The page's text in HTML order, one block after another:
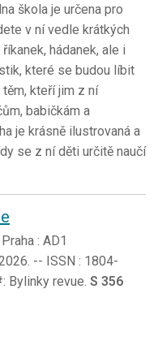
škola je určena pro
v ní vedle krátkých
hádanek, ale i
které se budou líbit
kteří jim z ní
babičkám a
je krásně ilustrovaná a
se z ní děti určitě naučí
: AD1
-- ISSN : 1804-
Bylinky revue. S 356